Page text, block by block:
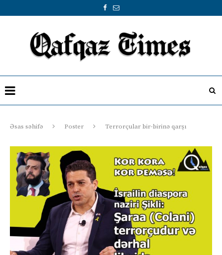
Əsas səhifə Poster Terrorçular bir-birinə qarşı